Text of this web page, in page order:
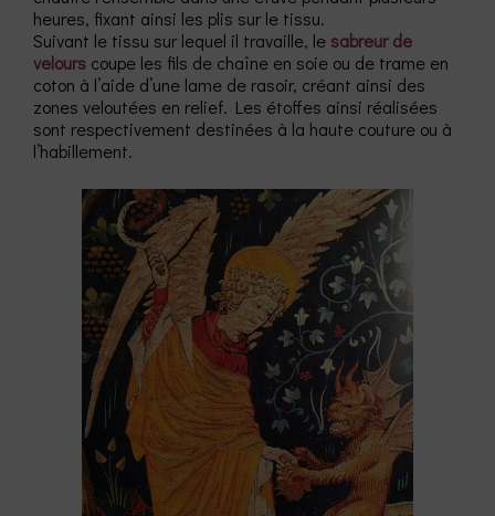
heures, fixant ainsi les plis sur le tissu.
Suivant le tissu sur lequel il travaille, le sabreur de
velours coupe les fils de chaîne en soie ou de trame en
coton à l’aide d’une lame de rasoir, créant ainsi des
zones veloutées en relief. Les étoffes ainsi réalisées
sont respectivement destinées à la haute couture ou à
l’habillement.